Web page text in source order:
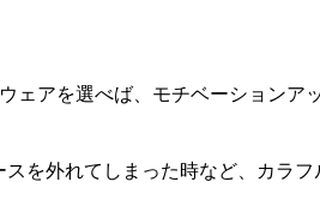
ェアを選べば、モチベーションア
を外れてしまった時など、カラフ